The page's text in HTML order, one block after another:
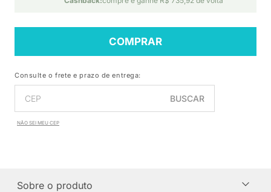
COMPRAR
Consulte o frete e prazo de entrega:
BUSCAR
NÃO SEI MEU CEP
Sobre o produto